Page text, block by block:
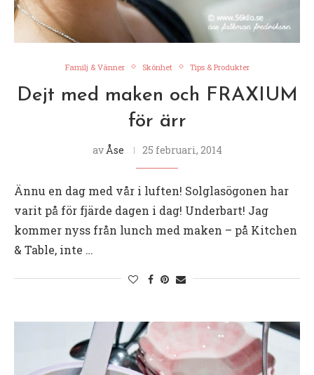
Familj & Vänner Skönhet Tips & Produkter
Dejt med maken och FRAXIUM
för ärr
av Åse 25 februari, 2014
Ännu en dag med vår i luften! Solglasögonen har
varit på för fjärde dagen i dag! Underbart! Jag
kommer nyss från lunch med maken – på Kitchen
& Table, inte …